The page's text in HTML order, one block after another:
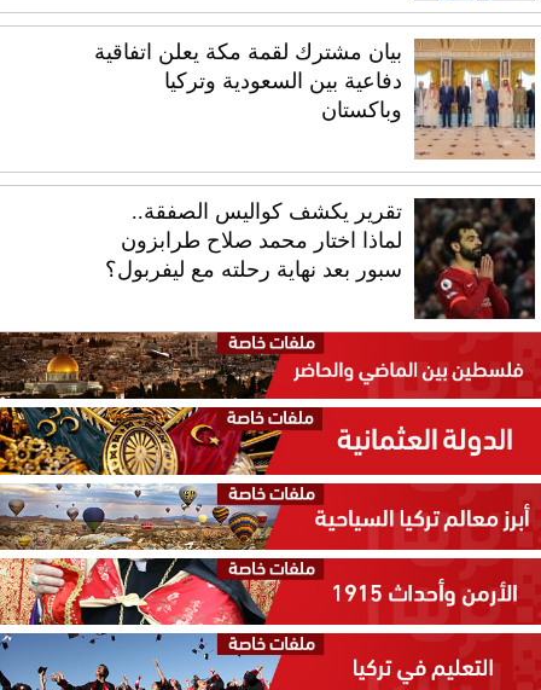
بيان مشترك لقمة مكة يعلن اتفاقية
دفاعية بين السعودية وتركيا
وباكستان
تقرير يكشف كواليس الصفقة..
لماذا اختار محمد صلاح طرابزون
سبور بعد نهاية رحلته مع ليفربول؟